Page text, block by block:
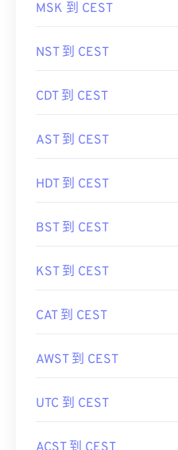
MSK 到 CEST
NST 到 CEST
CDT 到 CEST
AST 到 CEST
HDT 到 CEST
BST 到 CEST
KST 到 CEST
CAT 到 CEST
AWST 到 CEST
UTC 到 CEST